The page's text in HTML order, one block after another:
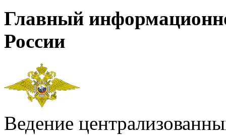
Главный
России
Ведение